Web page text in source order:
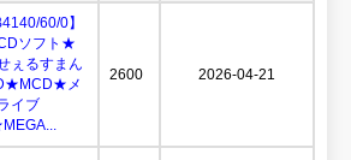
60/0】
ソフト★
ぇるすまん
メ
イブ
2600 2026-04-21